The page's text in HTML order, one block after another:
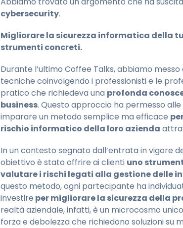
cybersecurity.
Migliorare la sicurezza informatica della
strumenti concreti.
Durante l’ultimo Coffee Talks, abbiamo
tecniche coinvolgendo i professionisti e le
pratico che richiedeva una profonda
business. Questo approccio ha permesso
imparare un metodo semplice ma efficace
rischio informatico della loro azienda
In un contesto segnato dall’entrata in vigore
obiettivo è stato offrire ai clienti uno
valutare i rischi legati alla gestione delle
questo metodo, ogni partecipante ha
investire per migliorare la sicurezza della
realtà aziendale, infatti, è un microcosmo
forza e debolezza che richiedono soluzioni su